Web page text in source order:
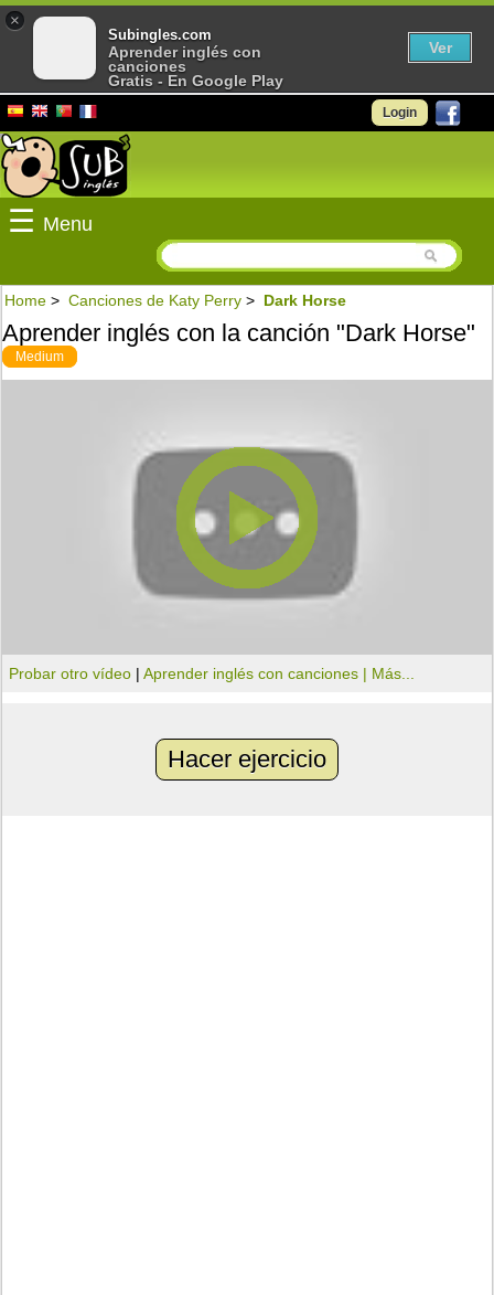
Login
☰ Menu
Home > Canciones de Katy Perry > Dark Horse
Aprender inglés con la canción "Dark Horse"
Medium
Probar otro vídeo |Aprender inglés con canciones | Más...
Hacer ejercicio
×
Subingles.com
Aprender inglés con
canciones
Gratis - En Google Play
Ver